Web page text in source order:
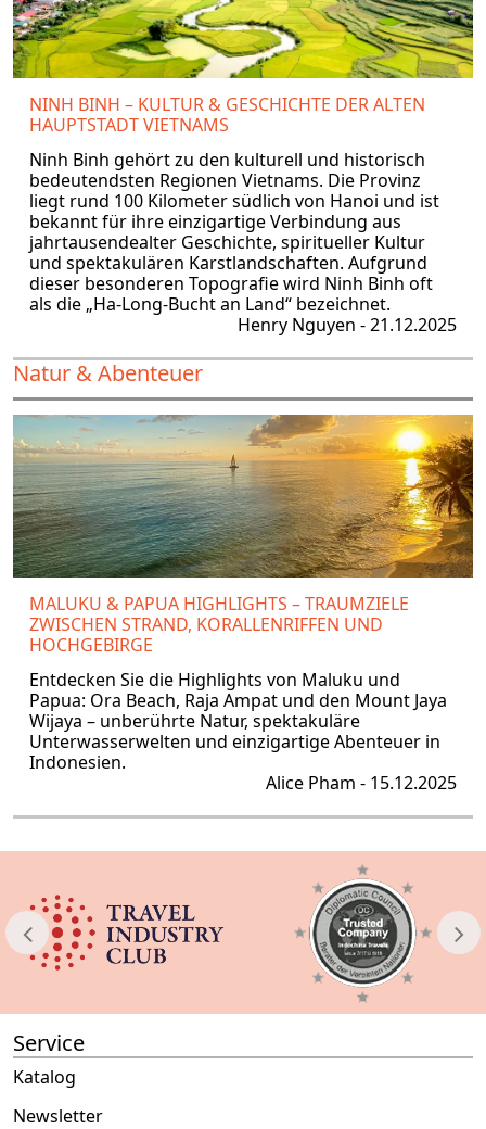
NINH BINH – KULTUR & GESCHICHTE DER ALTEN
HAUPTSTADT VIETNAMS
Ninh Binh gehört zu den kulturell und historisch
bedeutendsten Regionen Vietnams. Die Provinz
liegt rund 100 Kilometer südlich von Hanoi und ist
bekannt für ihre einzigartige Verbindung aus
jahrtausendealter Geschichte, spiritueller Kultur
und spektakulären Karstlandschaften. Aufgrund
dieser besonderen Topografie wird Ninh Binh oft
als die „Ha-Long-Bucht an Land“ bezeichnet.
Henry Nguyen - 21.12.2025
Natur & Abenteuer
MALUKU & PAPUA HIGHLIGHTS – TRAUMZIELE
ZWISCHEN STRAND, KORALLENRIFFEN UND
HOCHGEBIRGE
Entdecken Sie die Highlights von Maluku und
Papua: Ora Beach, Raja Ampat und den Mount Jaya
Wijaya – unberührte Natur, spektakuläre
Unterwasserwelten und einzigartige Abenteuer in
Indonesien.
Alice Pham - 15.12.2025
Service
Katalog
Newsletter